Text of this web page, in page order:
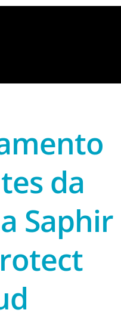
da
Saphir